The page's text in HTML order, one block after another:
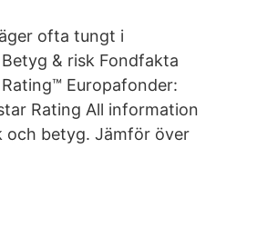
ofta tungt i
& risk Fondfakta
Europafonder:
Rating All information
och betyg. Jämför över